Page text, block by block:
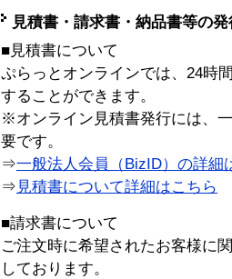
見積書・請求書・納品書等の
■見積書について
ぷらっとオンラインでは、24時
することができます。
※オンライン見積書発行には、
要です。
⇒一般法人会員（BizID）の詳細
⇒ 見積書について詳細はこちら
■請求書について
ご注文時に希望されたお客様に
しております。